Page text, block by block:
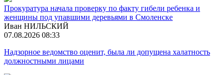
Прокуратура начала проверку по факту гибели ребенка и
женщины под упавшими деревьями в Смоленске
Иван НИЛЬСКИЙ
07.08.2026 08:33
Надзорное ведомство оценит, была ли допущена халатность
должностными лицами